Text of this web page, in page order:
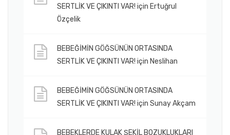
SERTLİK VE ÇIKINTI VAR! için Ertuğrul
Özçelik
BEBEĞİMİN GÖĞSÜNÜN ORTASINDA
SERTLİK VE ÇIKINTI VAR! için Neslihan
BEBEĞİMİN GÖĞSÜNÜN ORTASINDA
SERTLİK VE ÇIKINTI VAR! için Sunay Akçam
BEBEKLERDE KULAK ŞEKİL BOZUKLUKLARI